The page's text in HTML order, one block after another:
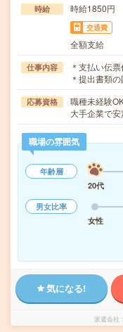
時給 時給1850円
交通費
全額支給
仕事内容
＊支払い伝
＊提出書類
応募資格
職種未経験
大手企業で
職場の雰囲気
年齢層
20代
男女比率
女性
気になる!
派遣会社